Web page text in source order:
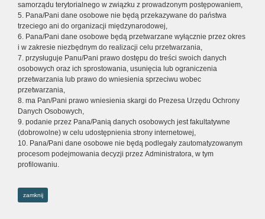
samorządu terytorialnego w związku z prowadzonym postępowaniem,
5. Pana/Pani dane osobowe nie będą przekazywane do państwa
trzeciego ani do organizacji międzynarodowej,
6. Pana/Pani dane osobowe będą przetwarzane wyłącznie przez okres
i w zakresie niezbędnym do realizacji celu przetwarzania,
7. przysługuje Panu/Pani prawo dostępu do treści swoich danych
osobowych oraz ich sprostowania, usunięcia lub ograniczenia
przetwarzania lub prawo do wniesienia sprzeciwu wobec
przetwarzania,
8. ma Pan/Pani prawo wniesienia skargi do Prezesa Urzędu Ochrony
Danych Osobowych,
9. podanie przez Pana/Panią danych osobowych jest fakultatywne
(dobrowolne) w celu udostępnienia strony internetowej,
10. Pana/Pani dane osobowe nie będą podlegały zautomatyzowanym
procesom podejmowania decyzji przez Administratora, w tym
profilowaniu.
zamknij